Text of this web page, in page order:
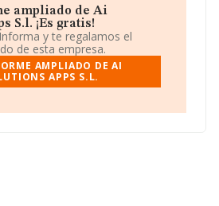
'Agencias de publicidad', cuyo
actividad de importación y/o
Apps S.L, con CIF
en Calle Creueta núm. 20,
de Sitges, en Barcelona,
ampliado de Ai
S.l. ¡Es gratis!
y te regalamos el
de esta empresa.
AMPLIADO DE AI
APPS S.L.